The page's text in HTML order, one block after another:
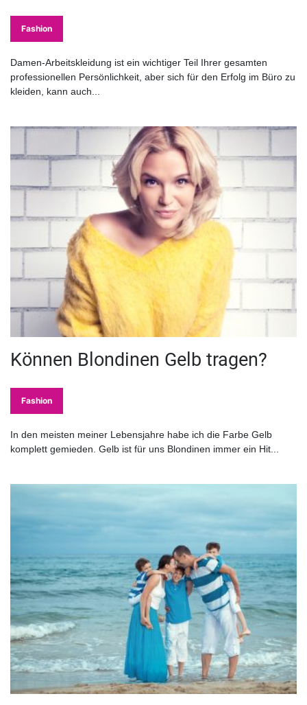
Fashion
Damen-Arbeitskleidung ist ein wichtiger Teil Ihrer gesamten
professionellen Persönlichkeit, aber sich für den Erfolg im Büro zu
kleiden, kann auch...
Können Blondinen Gelb tragen?
Fashion
In den meisten meiner Lebensjahre habe ich die Farbe Gelb
komplett gemieden. Gelb ist für uns Blondinen immer ein Hit...